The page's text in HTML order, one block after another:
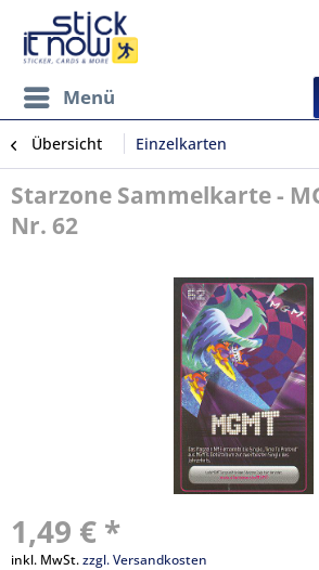
Menü
Übersicht Einzelkarten
Starzone Sammelkarte -
Nr. 62
1,49 € *
inkl. MwSt.zzgl. Versandkosten